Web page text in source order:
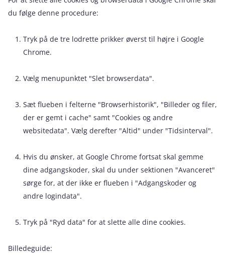
du følge denne procedure:
Tryk på de tre lodrette prikker øverst til højre i Google
Chrome.
Vælg menupunktet "Slet browserdata".
Sæt flueben i felterne "Browserhistorik", "Billeder og filer,
der er gemt i cache" samt "Cookies og andre
websitedata". Vælg derefter "Altid" under "Tidsinterval".
Hvis du ønsker, at Google Chrome fortsat skal gemme
dine adgangskoder, skal du under sektionen "Avanceret"
sørge for, at der ikke er flueben i "Adgangskoder og
andre logindata".
Tryk på "Ryd data" for at slette alle dine cookies.
Billedeguide: